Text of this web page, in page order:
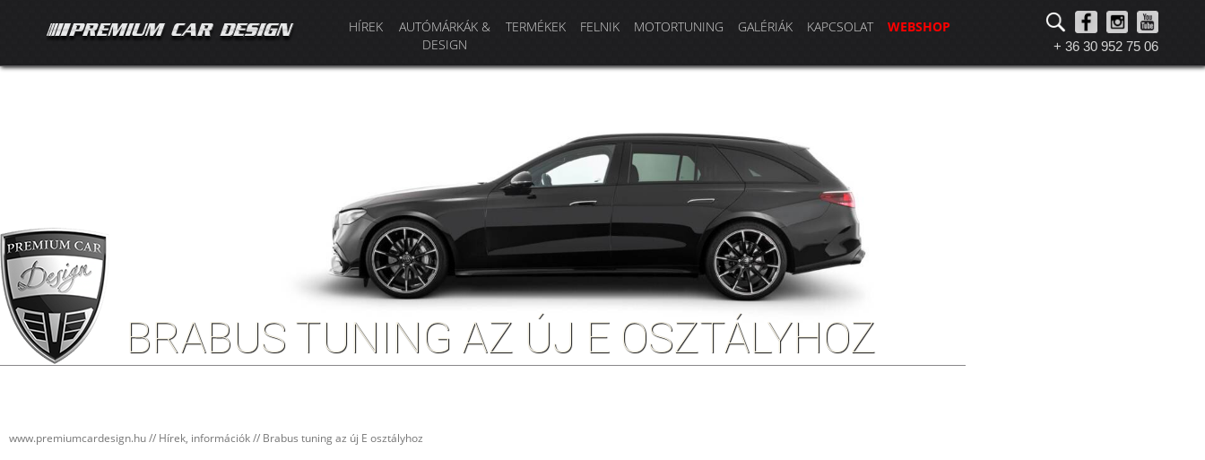
HÍREK
AUTÓMÁRKÁK &
DESIGN
TERMÉKEK FELNIK MOTORTUNING GALÉRIÁK KAPCSOLAT WEBSHOP
+ 36 30 952 75 06
BRABUS TUNING AZ ÚJ E OSZTÁLYHOZ
www.premiumcardesign.hu// Hírek, információk// Brabus tuning az új E osztályhoz